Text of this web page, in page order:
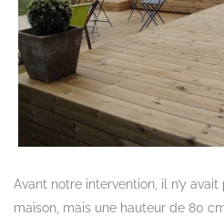
Avant notre intervention, il n’y
maison, mais une hauteur de 80